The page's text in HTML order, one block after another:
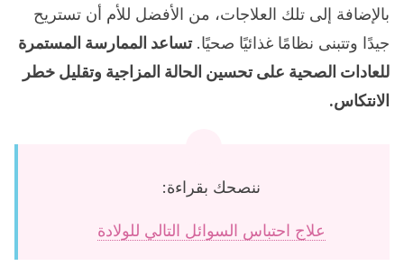
بالإضافة إلى تلك العلاجات، من الأفضل للأم أن تستريح
جيدًا وتتبنى نظامًا غذائيًا صحيًا.تساعد الممارسة المستمرة
للعادات الصحية على تحسين الحالة المزاجية وتقليل خطر
الانتكاس.
ننصحك بقراءة:
علاج احتباس السوائل التالي للولادة